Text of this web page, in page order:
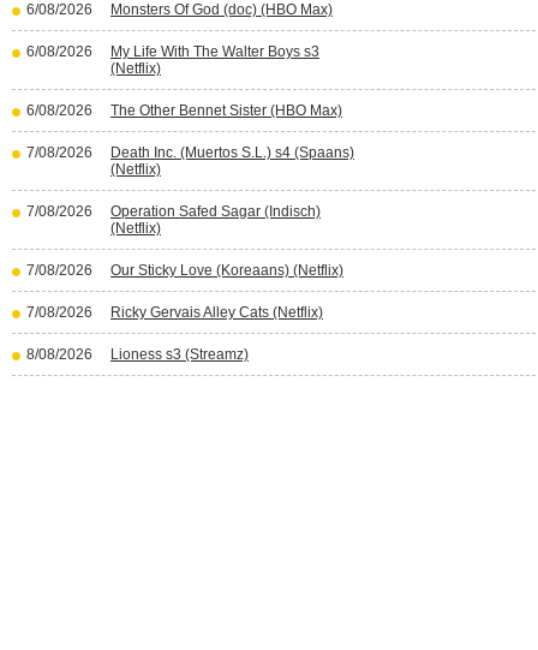
6/08/2026 Monsters Of God (doc) (HBO Max)
6/08/2026
My Life With The Walter Boys s3
(Netflix)
6/08/2026 The Other Bennet Sister (HBO Max)
7/08/2026
Death Inc. (Muertos S.L.) s4 (Spaans)
(Netflix)
7/08/2026
Operation Safed Sagar (Indisch)
(Netflix)
7/08/2026 Our Sticky Love (Koreaans) (Netflix)
7/08/2026 Ricky Gervais Alley Cats (Netflix)
8/08/2026 Lioness s3 (Streamz)